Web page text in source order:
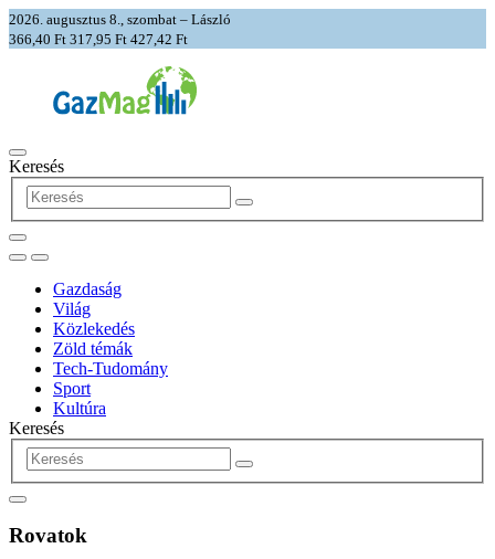
2026. augusztus 8., szombat – László
366,40 Ft 317,95 Ft 427,42 Ft
Keresés
Gazdaság
Világ
Közlekedés
Zöld témák
Tech-Tudomány
Sport
Kultúra
Keresés
Rovatok